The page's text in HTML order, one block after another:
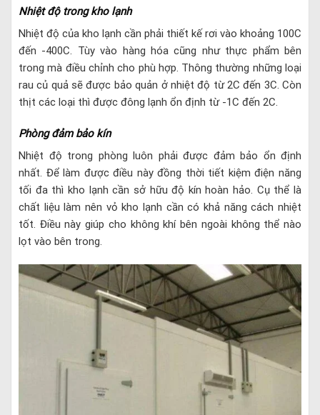
Nhiệt độ trong kho lạnh
Nhiệt độ của kho lạnh cần phải thiết kế rơi vào khoảng 100C
đến -400C. Tùy vào hàng hóa cũng như thực phẩm bên
trong mà điều chỉnh cho phù hợp. Thông thường những loại
rau củ quả sẽ được bảo quản ở nhiệt độ từ 2C đến 3C. Còn
thịt các loại thì được đông lạnh ổn định từ -1C đến 2C.
Phòng đảm bảo kín
Nhiệt độ trong phòng luôn phải được đảm bảo ổn định
nhất. Để làm được điều này đồng thời tiết kiệm điện năng
tối đa thì kho lạnh cần sở hữu độ kín hoàn hảo. Cụ thể là
chất liệu làm nên vỏ kho lạnh cần có khả năng cách nhiệt
tốt. Điều này giúp cho không khí bên ngoài không thể nào
lọt vào bên trong.